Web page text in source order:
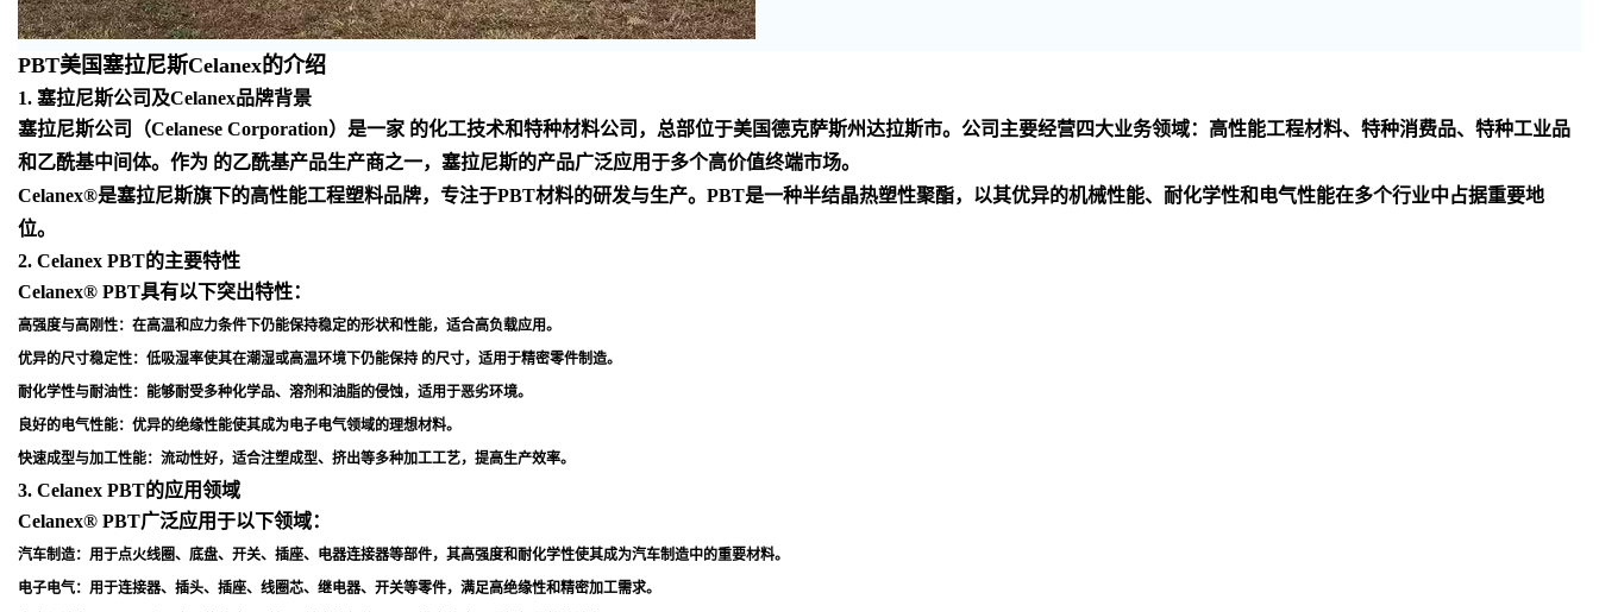
PBT美国塞拉尼斯Celanex的介绍
1. 塞拉尼斯公司及Celanex品牌背景
塞拉尼斯公司（Celanese Corporation）是一家 的化工技术和特种材料公司，总部位于美国德克萨斯州达拉斯市。公司主要经营四大业务领域：高性能工程材料、特种消费品、特种工业品
和乙酰基中间体。作为 的乙酰基产品生产商之一，塞拉尼斯的产品广泛应用于多个高价值终端市场。
Celanex®是塞拉尼斯旗下的高性能工程塑料品牌，专注于PBT材料的研发与生产。PBT是一种半结晶热塑性聚酯，以其优异的机械性能、耐化学性和电气性能在多个行业中占据重要地
位。
2. Celanex PBT的主要特性
Celanex® PBT具有以下突出特性：
高强度与高刚性：在高温和应力条件下仍能保持稳定的形状和性能，适合高负载应用。
优异的尺寸稳定性：低吸湿率使其在潮湿或高温环境下仍能保持 的尺寸，适用于精密零件制造。
耐化学性与耐油性：能够耐受多种化学品、溶剂和油脂的侵蚀，适用于恶劣环境。
良好的电气性能：优异的绝缘性能使其成为电子电气领域的理想材料。
快速成型与加工性能：流动性好，适合注塑成型、挤出等多种加工工艺，提高生产效率。
3. Celanex PBT的应用领域
Celanex® PBT广泛应用于以下领域：
汽车制造：用于点火线圈、底盘、开关、插座、电器连接器等部件，其高强度和耐化学性使其成为汽车制造中的重要材料。
电子电气：用于连接器、插头、插座、线圈芯、继电器、开关等零件，满足高绝缘性和精密加工需求。